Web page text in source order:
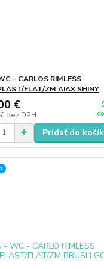
- CARLOS RIMLESS
FLAT/ZM AIAX SHINY
€
bez DPH
Pridať do